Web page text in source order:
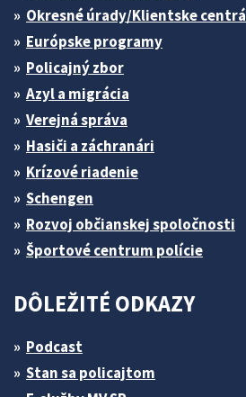
Okresné úrady/Klientske centrá
Európske programy
Policajný zbor
Azyl a migrácia
Verejná správa
Hasiči a záchranári
Krízové riadenie
Schengen
Rozvoj občianskej spoločnosti
Športové centrum polície
DÔLEŽITÉ ODKAZY
Podcast
Stan sa policajtom